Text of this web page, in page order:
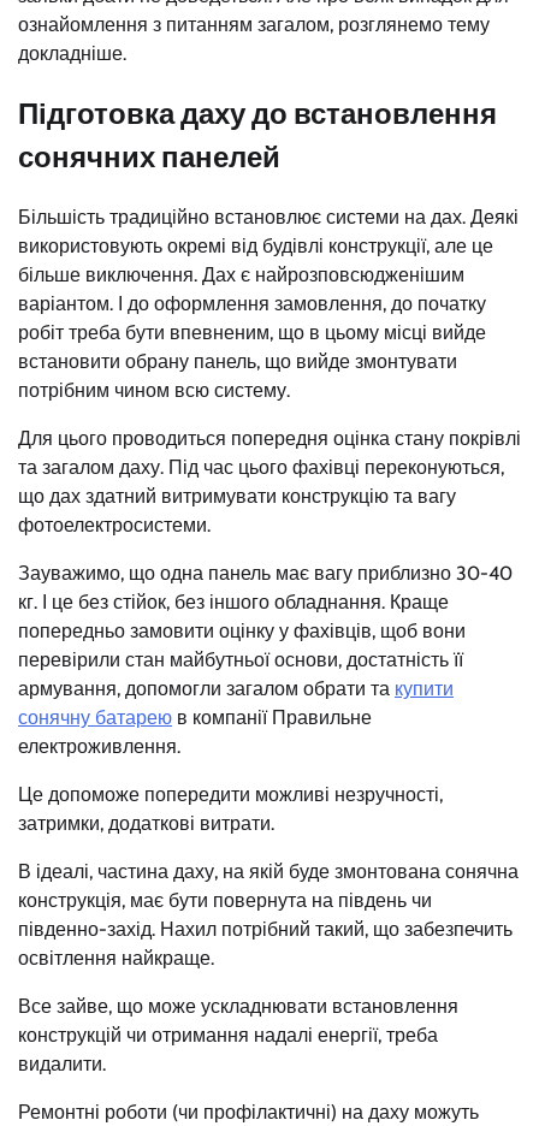
ознайомлення з питанням загалом, розглянемо тему
докладніше.
Підготовка даху до встановлення
сонячних панелей
Більшість традиційно встановлює системи на дах. Деякі
використовують окремі від будівлі конструкції, але це
більше виключення. Дах є найрозповсюдженішим
варіантом. І до оформлення замовлення, до початку
робіт треба бути впевненим, що в цьому місці вийде
встановити обрану панель, що вийде змонтувати
потрібним чином всю систему.
Для цього проводиться попередня оцінка стану покрівлі
та загалом даху. Під час цього фахівці переконуються,
що дах здатний витримувати конструкцію та вагу
фотоелектросистеми.
Зауважимо, що одна панель має вагу приблизно 30-40
кг. І це без стійок, без іншого обладнання. Краще
попередньо замовити оцінку у фахівців, щоб вони
перевірили стан майбутньої основи, достатність її
армування, допомогли загалом обрати та купити
сонячну батарею в компанії Правильне
електроживлення.
Це допоможе попередити можливі незручності,
затримки, додаткові витрати.
В ідеалі, частина даху, на якій буде змонтована сонячна
конструкція, має бути повернута на південь чи
південно-захід. Нахил потрібний такий, що забезпечить
освітлення найкраще.
Все зайве, що може ускладнювати встановлення
конструкцій чи отримання надалі енергії, треба
видалити.
Ремонтні роботи (чи профілактичні) на даху можуть